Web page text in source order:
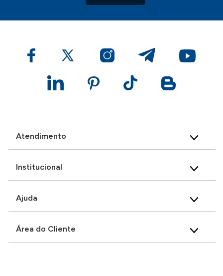
Atendimento
Institucional
Ajuda
Área do Cliente